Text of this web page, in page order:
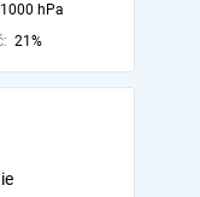
1000 hPa
21%